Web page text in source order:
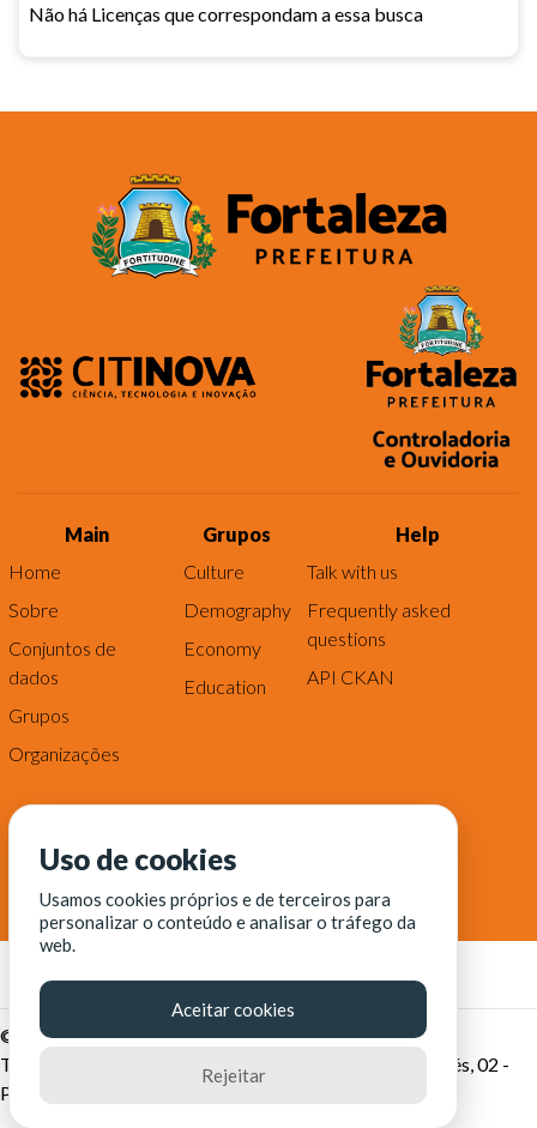
Não há Licenças que correspondam a essa busca
Main
Home
Sobre
Conjuntos de
dados
Grupos
Organizações
Grupos
Culture
Demography
Economy
Education
Help
Talk with us
Frequently asked
questions
API CKAN
© Fortaleza Digital || CITINOVA - Fundação de Ciência,
Tecnologia e Inovação de Fortaleza - Rua dos Tremembés, 02 -
Praia de Iracema - Fortaleza-CE
Uso de cookies
Usamos cookies próprios e de terceiros para
personalizar o conteúdo e analisar o tráfego da
web.
Aceitar cookies
Rejeitar